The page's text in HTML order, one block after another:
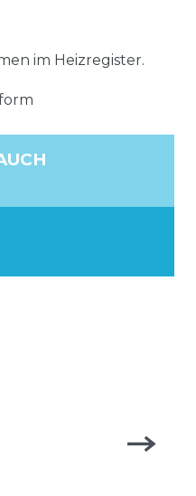
im Heizregister.